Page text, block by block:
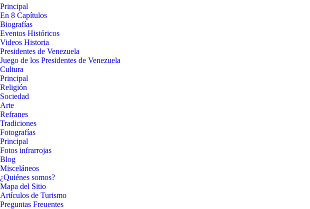
Principal
En 8 Capítulos
Biografías
Eventos Históricos
Videos Historia
Presidentes de Venezuela
Juego de los Presidentes de Venezuela
Cultura
Principal
Religión
Sociedad
Arte
Refranes
Tradiciones
Fotografías
Principal
Fotos infrarrojas
Blog
Misceláneos
¿Quiénes somos?
Mapa del Sitio
Artículos de Turismo
Preguntas Freuentes